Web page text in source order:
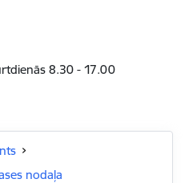
8.30 - 17.00
nodaļa